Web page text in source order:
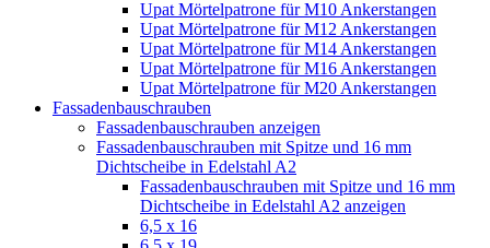
Upat Mörtelpatrone für M10 Ankerstangen
Upat Mörtelpatrone für M12 Ankerstangen
Upat Mörtelpatrone für M14 Ankerstangen
Upat Mörtelpatrone für M16 Ankerstangen
Upat Mörtelpatrone für M20 Ankerstangen
Fassadenbauschrauben
Fassadenbauschrauben anzeigen
Fassadenbauschrauben mit Spitze und 16 mm
Dichtscheibe in Edelstahl A2
Fassadenbauschrauben mit Spitze und 16 mm
Dichtscheibe in Edelstahl A2 anzeigen
6,5 x 16